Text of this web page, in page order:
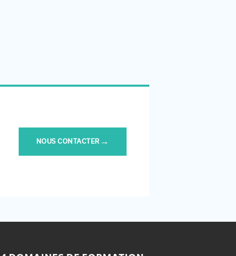
NOUS CONTACTER →